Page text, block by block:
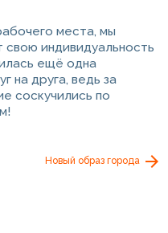
места, мы
индивидуальность
ещё одна
на друга, ведь за
соскучились по
Новый образ города